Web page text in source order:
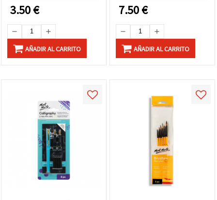
3.50€
AÑADIR AL CARRITO
7.50€
AÑADIR AL CARRITO